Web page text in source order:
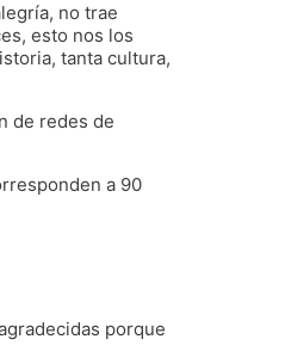
no trae
esto nos los
tanta cultura,
de redes de
a 90
porque